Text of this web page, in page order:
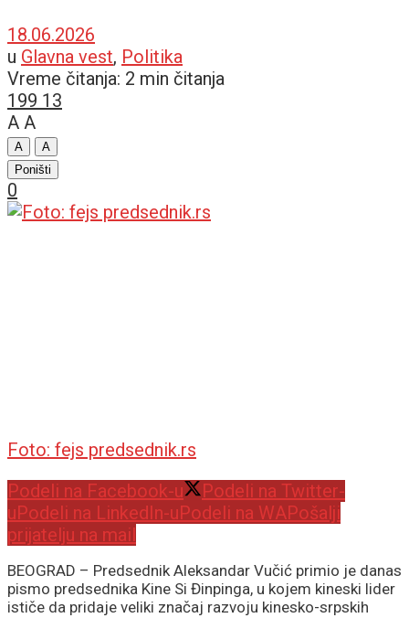
18.06.2026
u Glavna vest, Politika
Vreme čitanja: 2 min čitanja
199 13
A A
A
A
Poništi
0
Foto: fejs predsednik.rs
Podeli na Facebook-u
Podeli na Twitter-
uPodeli na LinkedIn-uPodeli na WAPošalji
prijatelju na mail
BEOGRAD – Predsednik Aleksandar Vučić primio je danas
pismo predsednika Kine Si Đinpinga, u kojem kineski lider
ističe da pridaje veliki značaj razvoju kinesko-srpskih